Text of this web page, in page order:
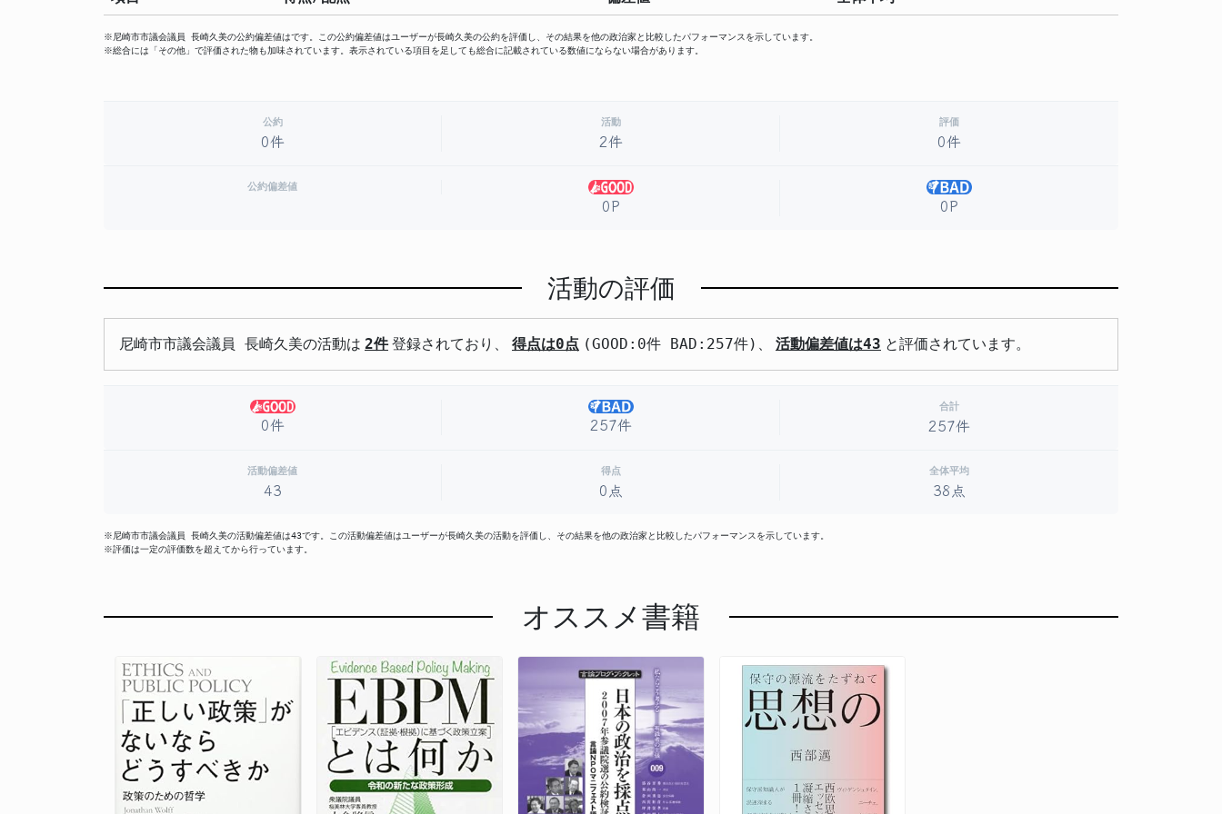
※尼崎市市議会議員 長崎久美の公約偏差値はです。この公約偏差値はユーザーが長崎久美の公約を評価し、その結果を他の政治家と比較したパフォーマンスを示しています。
※総合には「その他」で評価された物も加味されています。表示されている項目を足しても総合に記載されている数値にならない場合があります。
公約
0件
活動
2件
評価
0件
公約偏差値
0P 0P
活動の評価
尼崎市市議会議員 長崎久美の活動は 2件 登録されており、 得点は0点 (GOOD:0件 BAD:257件)、 活動偏差値は43 と評価されています。
0件 257件
合計
257件
活動偏差値
43
得点
0点
全体平均
38点
※尼崎市市議会議員 長崎久美の活動偏差値は43です。この活動偏差値はユーザーが長崎久美の活動を評価し、その結果を他の政治家と比較したパフォーマンスを示しています。
※評価は一定の評価数を超えてから行っています。
オススメ書籍